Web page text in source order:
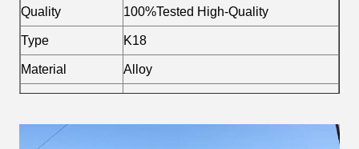
Quality
100%Tested High-Quality
Type
K18
Material
Alloy
Fuel
Diesel